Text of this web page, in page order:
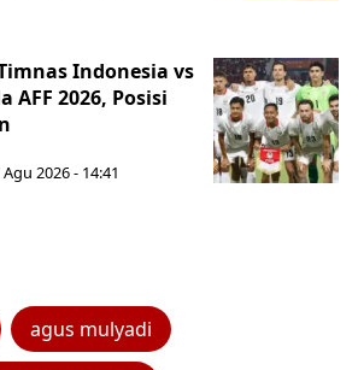
Indonesia vs
AFF 2026, Posisi
2026 - 14:41
agus mulyadi